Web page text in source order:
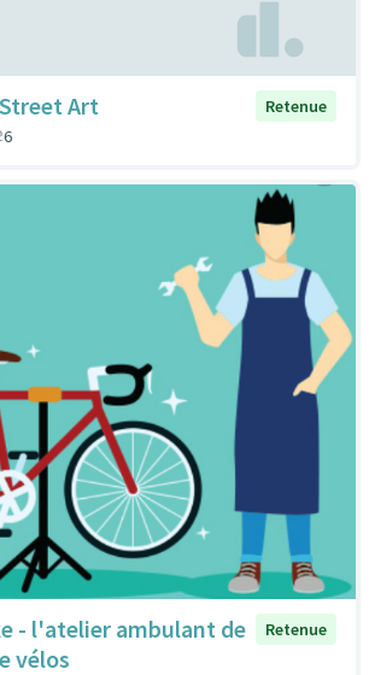
Art
Retenue
6
- l'atelier ambulant de
vélos
Retenue